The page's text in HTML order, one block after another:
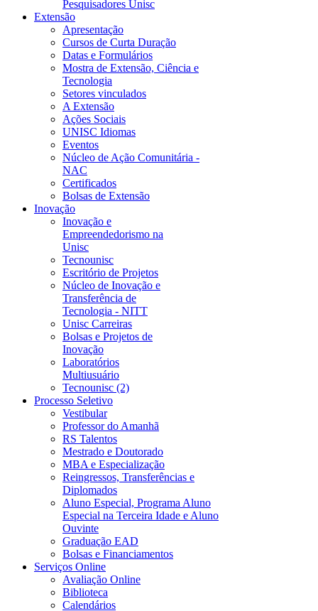
Pesquisadores Unisc
Extensão
Apresentação
Cursos de Curta Duração
Datas e Formulários
Mostra de Extensão, Ciência e
Tecnologia
Setores vinculados
A Extensão
Ações Sociais
UNISC Idiomas
Eventos
Núcleo de Ação Comunitária -
NAC
Certificados
Bolsas de Extensão
Inovação
Inovação e
Empreendedorismo na
Unisc
Tecnounisc
Escritório de Projetos
Núcleo de Inovação e
Transferência de
Tecnologia - NITT
Unisc Carreiras
Bolsas e Projetos de
Inovação
Laboratórios
Multiusuário
Tecnounisc (2)
Processo Seletivo
Vestibular
Professor do Amanhã
RS Talentos
Mestrado e Doutorado
MBA e Especialização
Reingressos, Transferências e
Diplomados
Aluno Especial, Programa Aluno
Especial na Terceira Idade e Aluno
Ouvinte
Graduação EAD
Bolsas e Financiamentos
Serviços Online
Avaliação Online
Biblioteca
Calendários